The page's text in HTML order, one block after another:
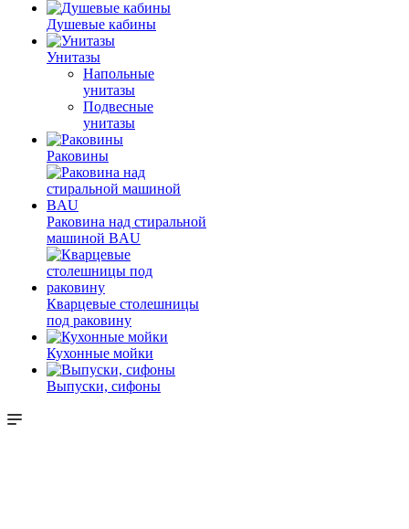
Душевые кабины
Унитазы
Напольные
унитазы
Подвесные
унитазы
Раковины
Раковина над стиральной
машиной BAU
Кварцевые столешницы
под раковину
Кухонные мойки
Выпуски, сифоны